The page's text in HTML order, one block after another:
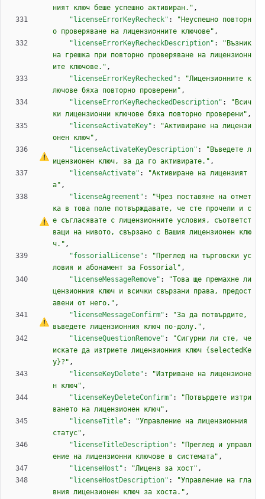
ният ключ беше успешно активиран." ,
"licenseErrorKeyRecheck" :
"Неуспешно повторн
о проверяване на лицензионните ключове" ,
"licenseErrorKeyRecheckDescription" :
"Възник
на грешка при повторно проверяване на лицензионн
ите ключове." ,
"licenseErrorKeyRechecked" :
"Лицензионните к
лючове бяха повторно проверени" ,
"licenseErrorKeyRecheckedDescription" :
"Всич
ки лицензионни ключове бяха повторно проверени" ,
"licenseActivateKey" :
"Активиране на лицензи
онен ключ" ,
"licenseActivateKeyDescription" :
"Въведете л
ицензионен ключ, за да го активирате." ,
"licenseActivate" :
"Активиране на лицензият
а" ,
"licenseAgreement" :
"Чрез поставяне на отмет
ка в това поле потвърждавате, че сте прочели и с
е съгласявате с лицензионните условия, съответст
ващи на нивото, свързано с Вашия лицензионен клю
ч." ,
"fossorialLicense" :
"Преглед на търговски ус
ловия и абонамент за Fossorial" ,
"licenseMessageRemove" :
"Това ще премахне ли
цензионния ключ и всички свързани права, предост
авени от него." ,
"licenseMessageConfirm" : "За да потвърдите,
въведете лицензионния ключ по-долу." ,
"licenseQuestionRemove" :
"Сигурни ли сте, че
искате да изтриете лицензионния ключ {selectedKe
y}?" ,
"licenseKeyDelete" :
"Изтриване на лицензионе
н ключ" ,
"licenseKeyDeleteConfirm" :
"Потвърдете изтри
ването на лицензионен ключ" ,
"licenseTitle" :
"Управление на лицензионния
статус" ,
"licenseTitleDescription" :
"Преглед и управл
ение на лицензионни ключове в системата" ,
"licenseHost" : "Лиценз за хост" ,
"licenseHostDescription" :
"Управление на гла
вния лицензионен ключ за хоста." ,